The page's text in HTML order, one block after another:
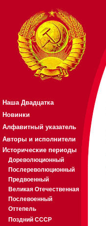
Наша Двадцатка
Новинки
Алфавитный указатель
Авторы и исполнители
Исторические периоды
Дореволюционный
Послереволюционный
Предвоенный
Великая Отечественная
Послевоенный
Оттепель
Поздний СССР